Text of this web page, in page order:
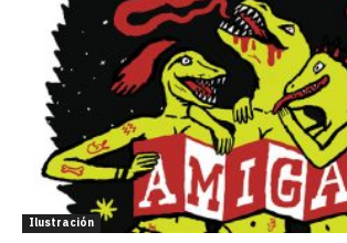
Ilustración